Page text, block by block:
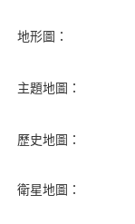
地形圖：
主題地圖：
歷史地圖：
衛星地圖：